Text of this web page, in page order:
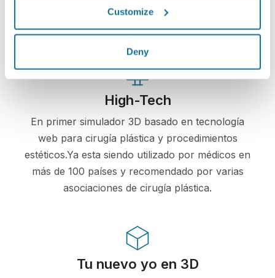
Customize
Deny
totalmente encriptados, su información
High-Tech
En primer simulador 3D basado en tecnología
web para cirugía plástica y procedimientos
estéticos.Ya esta siendo utilizado por médicos en
más de 100 países y recomendado por varias
asociaciones de cirugía plástica.
Tu nuevo yo en 3D